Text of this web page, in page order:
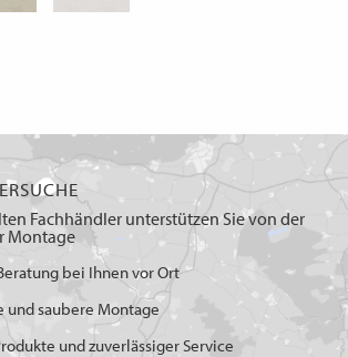
Fachhändler unterstützen Sie von der
Montage
bei Ihnen vor Ort
und saubere Montage
und zuverlässiger Service